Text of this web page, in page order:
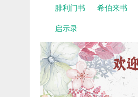
腓利门书
希伯来书
启示录